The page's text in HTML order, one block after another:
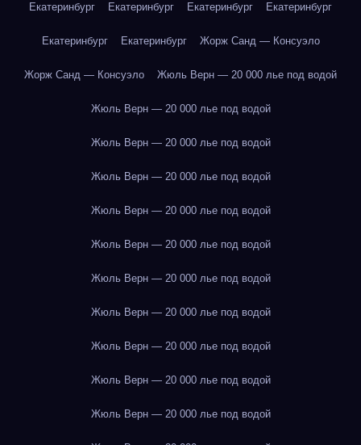
Екатеринбург Екатеринбург Екатеринбург Екатеринбург
Екатеринбург Екатеринбург Жорж Санд — Консуэло
Жорж Санд — Консуэло Жюль Верн — 20 000 лье под водой
Жюль Верн — 20 000 лье под водой
Жюль Верн — 20 000 лье под водой
Жюль Верн — 20 000 лье под водой
Жюль Верн — 20 000 лье под водой
Жюль Верн — 20 000 лье под водой
Жюль Верн — 20 000 лье под водой
Жюль Верн — 20 000 лье под водой
Жюль Верн — 20 000 лье под водой
Жюль Верн — 20 000 лье под водой
Жюль Верн — 20 000 лье под водой